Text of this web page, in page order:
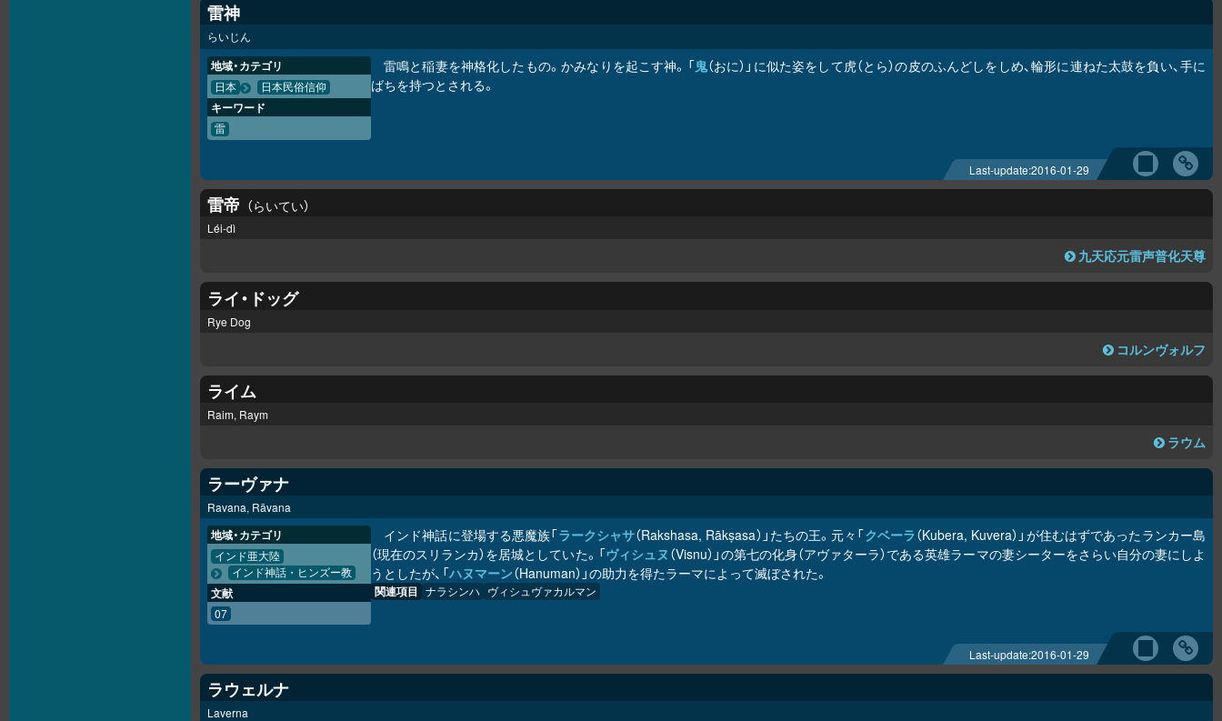
雷神
らいじん
雷鳴と稲妻を神格化したもの。かみなりを起こす神。「鬼（おに）」に似た姿をして虎（とら）の皮のふんどしをしめ、輪形に連ねた太鼓を負い、手に
ばちを持つとされる。
地域・カテゴリ
日本 日本民俗信仰
キーワード
雷
Last-update:2016-01-29
雷帝 らいてい
Léi-dì
九天応元雷声普化天尊
ライ・ドッグ
Rye Dog
コルンヴォルフ
ライム
Raim, Raym
ラウム
ラーヴァナ
Ravana, Rāvana
インド神話に登場する悪魔族「ラークシャサ（Rakshasa, Rākṣasa）」たちの王。元々「クベーラ （Kubera, Kuvera）」が住むはずであったランカー島
（現在のスリランカ）を居城としていた。「ヴィシュヌ （Visnu）」の第七の化身（アヴァターラ）である英雄ラーマの妻シーターをさらい自分の妻にしよ
うとしたが、「ハヌマーン（Hanuman）」の助力を得たラーマによって滅ぼされた。
関連項目 ナラシンハ ヴィシュヴァカルマン
地域・カテゴリ
インド亜大陸
インド神話・ヒンズー教
文献
07
Last-update:2016-01-29
ラウェルナ
Laverna